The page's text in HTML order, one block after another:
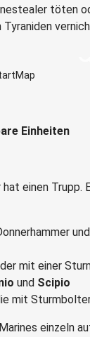
töten
Einheiten
einen Trupp.
mit einer
und Scipio
mit
einzeln